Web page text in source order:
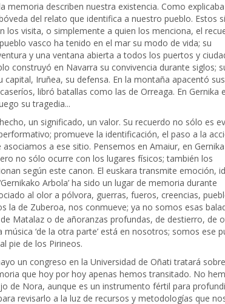
memoria describen nuestra existencia. Como
del relato que identifica a nuestro pueblo. Estos
los visita, o simplemente a quien los menciona, el
vasco ha tenido en el mar su modo de vida; su
y una ventana abierta a todos los puertos y
construyó en Navarra su convivencia durante siglos;
capital, Iruñea, su defensa. En la montaña apacentó sus
libró batallas como las de Orreaga. En Gernika
su tragedia...
un significado, un valor. Su recuerdo no sólo es
promueve la identificación, el paso a la
asociamos a ese sitio. Pensemos en Amaiur, en Gernika
no sólo ocurre con los lugares físicos; también los
según este canon. El euskara transmite emoción,
Arbola’ ha sido un lugar de memoria durante
al olor a pólvora, guerras, fueros, creencias,
la de Zuberoa, nos conmueve; ya no somos esas
Matalaz o de añoranzas profundas, de destierro, de
‘de la otra parte’ está en nosotros; somos ese
pie de los Pirineos.
un congreso en la Universidad de Oñati tratará
que hoy por hoy apenas hemos transitado. No
de Nora, aunque es un instrumento fértil para
revisarlo a la luz de recursos y metodologías que